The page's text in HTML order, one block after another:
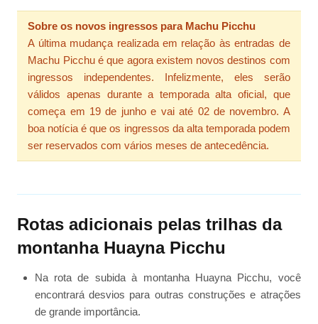
Sobre os novos ingressos para Machu Picchu
A última mudança realizada em relação às entradas de
Machu Picchu é que agora existem novos destinos com
ingressos independentes. Infelizmente, eles serão
válidos apenas durante a temporada alta oficial, que
começa em 19 de junho e vai até 02 de novembro. A
boa notícia é que os ingressos da alta temporada podem
ser reservados com vários meses de antecedência.
Rotas adicionais pelas trilhas da
montanha Huayna Picchu
Na rota de subida à montanha Huayna Picchu, você
encontrará desvios para outras construções e atrações
de grande importância.